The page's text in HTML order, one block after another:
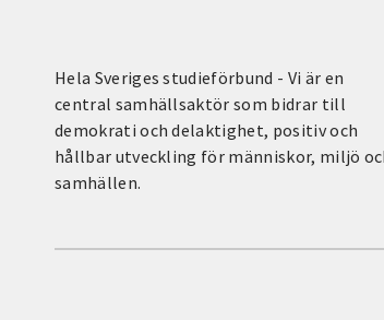
Hela Sveriges studieförbund - Vi är en
central samhällsaktör som bidrar till
demokrati och delaktighet, positiv och
hållbar utveckling för människor, miljö
samhällen.